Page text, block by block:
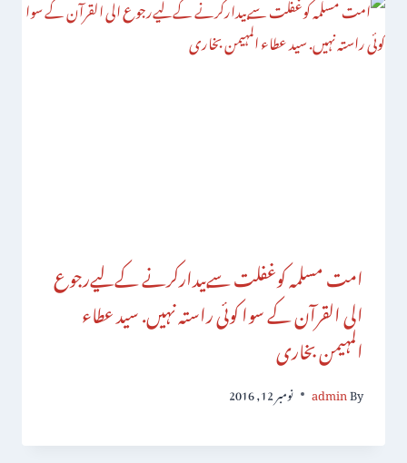
امت مسلمہ کوغفلت سےبیدارکرنے کےلیےرجوع
الی القرآن کے سوا کوئی راستہ نہیں. سید عطاء
المہیمن بخاری
By
admin نومبر 12, 2016